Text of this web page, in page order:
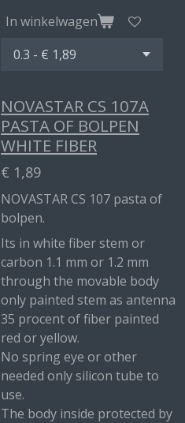
In winkelwagen
NOVASTAR CS 107A
PASTA OF BOLPEN
WHITE FIBER
€ 1,89
NOVASTAR CS 107 pasta of
bolpen.
Its in white fiber stem or
carbon 1.1 mm or 1.2 mm
through the movable body
only painted stem as antenna
35 procent of fiber painted
red or yellow.
No spring eye or other
needed only silicon tube to
use.
The body inside protected by